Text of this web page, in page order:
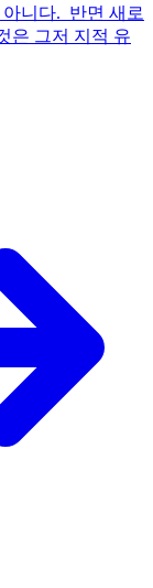
니다. 반면 새로
은 그저 지적 유